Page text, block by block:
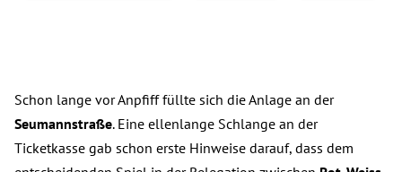
Schon lange vor Anpfiff füllte sich die Anlage an der
Seumannstraße. Eine ellenlange Schlange an der
Ticketkasse gab schon erste Hinweise darauf, dass dem